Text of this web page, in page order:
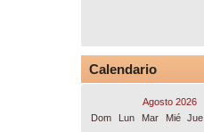
Calendario
Agosto 2026
Dom
Lun Mar Mié Jue